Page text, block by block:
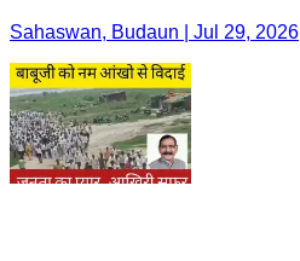
Sahaswan, Budaun | Jul 29, 2026